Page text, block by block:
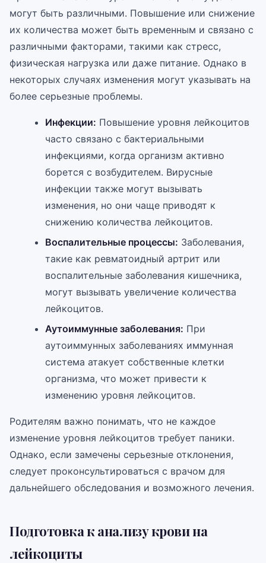
могут быть различными. Повышение или снижение
их количества может быть временным и связано с
различными факторами, такими как стресс,
физическая нагрузка или даже питание. Однако в
некоторых случаях изменения могут указывать на
более серьезные проблемы.
Инфекции: Повышение уровня лейкоцитов
часто связано с бактериальными
инфекциями, когда организм активно
борется с возбудителем. Вирусные
инфекции также могут вызывать
изменения, но они чаще приводят к
снижению количества лейкоцитов.
Воспалительные процессы: Заболевания,
такие как ревматоидный артрит или
воспалительные заболевания кишечника,
могут вызывать увеличение количества
лейкоцитов.
Аутоиммунные заболевания: При
аутоиммунных заболеваниях иммунная
система атакует собственные клетки
организма, что может привести к
изменению уровня лейкоцитов.
Родителям важно понимать, что не каждое
изменение уровня лейкоцитов требует паники.
Однако, если замечены серьезные отклонения,
следует проконсультироваться с врачом для
дальнейшего обследования и возможного лечения.
Подготовка к анализу крови на
лейкоциты